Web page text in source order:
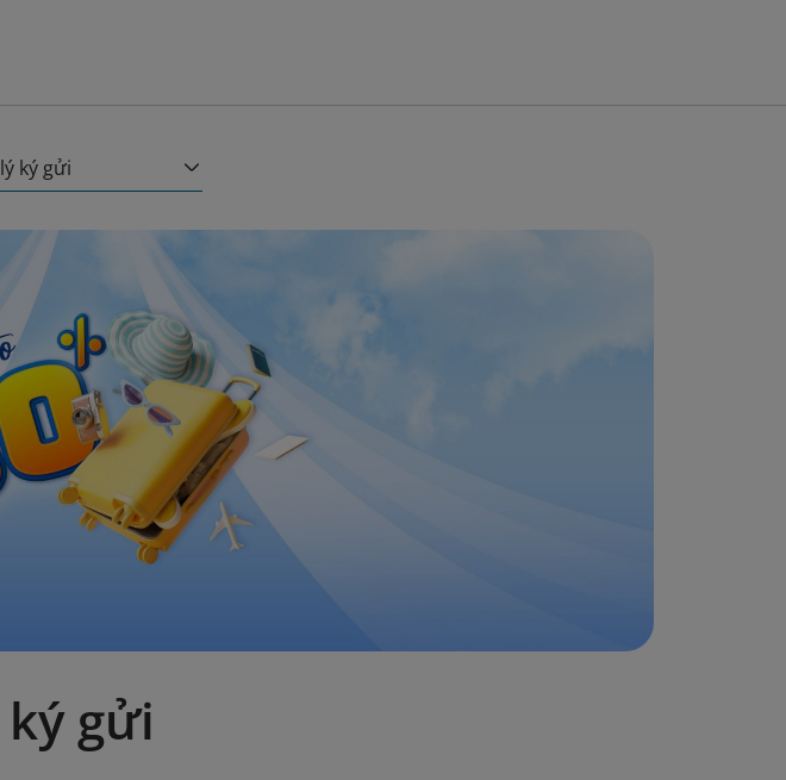
ký gửi
gửi